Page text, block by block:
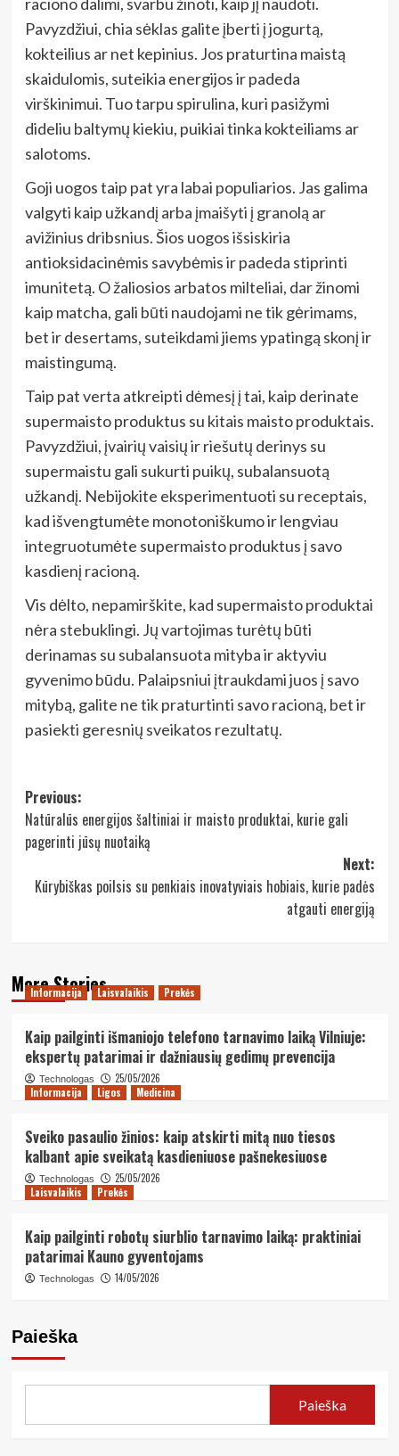
Pavyzdžiui, chia sėklas galite įberti į jogurtą,
kokteilius ar net kepinius. Jos praturtina maistą
skaidulomis, suteikia energijos ir padeda
virškinimui. Tuo tarpu spirulina, kuri pasižymi
dideliu baltymų kiekiu, puikiai tinka kokteiliams ar
salotoms.
Goji uogos taip pat yra labai populiarios. Jas galima
valgyti kaip užkandį arba įmaišyti į granolą ar
avižinius dribsnius. Šios uogos išsiskiria
antioksidacinėmis savybėmis ir padeda stiprinti
imunitetą. O žaliosios arbatos milteliai, dar žinomi
kaip matcha, gali būti naudojami ne tik gėrimams,
bet ir desertams, suteikdami jiems ypatingą skonį ir
maistingumą.
Taip pat verta atkreipti dėmesį į tai, kaip derinate
supermaisto produktus su kitais maisto produktais.
Pavyzdžiui, įvairių vaisių ir riešutų derinys su
supermaistu gali sukurti puikų, subalansuotą
užkandį. Nebijokite eksperimentuoti su receptais,
kad išvengtumėte monotoniškumo ir lengviau
integruotumėte supermaisto produktus į savo
kasdienį racioną.
Vis dėlto, nepamirškite, kad supermaisto produktai
nėra stebuklingi. Jų vartojimas turėtų būti
derinamas su subalansuota mityba ir aktyviu
gyvenimo būdu. Palaipsniui įtraukdami juos į savo
mitybą, galite ne tik praturtinti savo racioną, bet ir
pasiekti geresnių sveikatos rezultatų.
Post
navigation
Previous:
Natūralūs energijos šaltiniai ir maisto produktai, kurie gali
pagerinti jūsų nuotaiką
Next:
Kūrybiškas poilsis su penkiais inovatyviais hobiais, kurie padės
atgauti energiją
More Stories
Informacija Laisvalaikis Prekės
Kaip pailginti išmaniojo telefono tarnavimo laiką Vilniuje:
ekspertų patarimai ir dažniausių gedimų prevencija
Technologas
25/05/2026
Informacija
Ligos Medicina
Sveiko pasaulio žinios: kaip atskirti mitą nuo tiesos
kalbant apie sveikatą kasdieniuose pašnekesiuose
Technologas
25/05/2026
Laisvalaikis
Prekės
Kaip pailginti robotų siurblio tarnavimo laiką: praktiniai
patarimai Kauno gyventojams
Technologas 14/05/2026
Paieška
Paieška